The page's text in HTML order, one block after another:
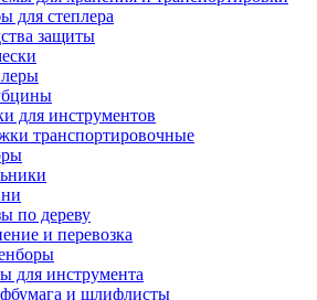
для степлера
защиты
для инструментов
транспортировочные
по дереву
и перевозка
для инструмента
и шлифлисты